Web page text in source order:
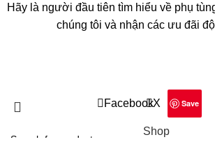
Hãy là người đầu tiên tìm hiểu về phụ
chúng tôi và nhận các ưu đãi
FacebookX Save
Shop